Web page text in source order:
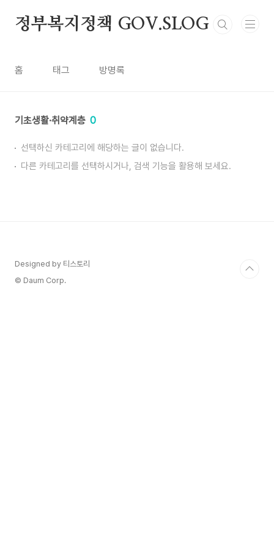
정부복지정책 GOV.SLOG
홈 태그 방명록
기초생활·취약계층 0
선택하신 카테고리에 해당하는 글이 없습니다.
다른 카테고리를 선택하시거나, 검색 기능을 활용해 보세요.
Designed by 티스토리
© Daum Corp.